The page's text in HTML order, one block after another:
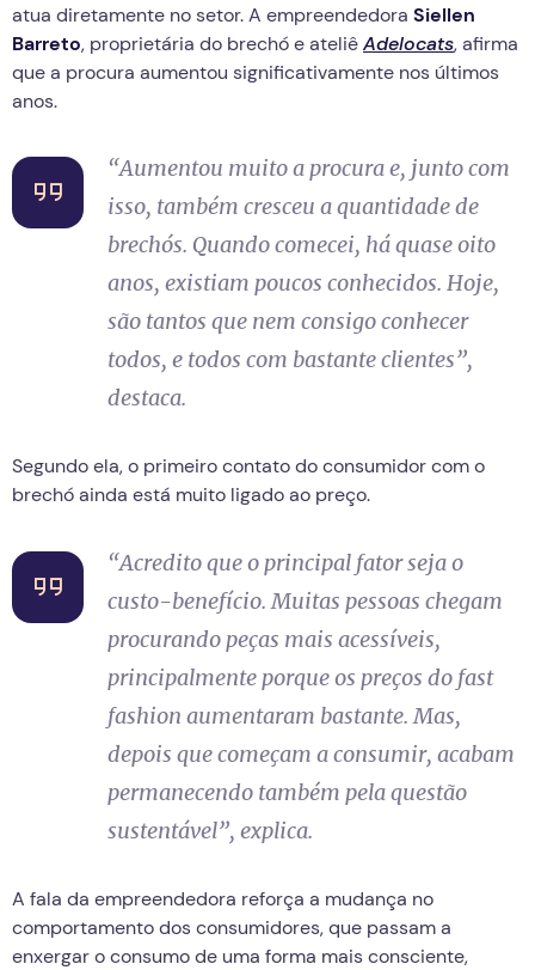
atua diretamente no setor. A empreendedora Siellen
Barreto, proprietária do brechó e ateliêAdelocats, afirma
que a procura aumentou significativamente nos últimos
anos.
“Aumentou muito a procura e, junto com
isso, também cresceu a quantidade de
brechós. Quando comecei, há quase oito
anos, existiam poucos conhecidos. Hoje,
são tantos que nem consigo conhecer
todos, e todos com bastante clientes”,
destaca.
Segundo ela, o primeiro contato do consumidor com o
brechó ainda está muito ligado ao preço.
“Acredito que o principal fator seja o
custo-benefício. Muitas pessoas chegam
procurando peças mais acessíveis,
principalmente porque os preços do fast
fashion aumentaram bastante. Mas,
depois que começam a consumir, acabam
permanecendo também pela questão
sustentável”, explica.
A fala da empreendedora reforça a mudança no
comportamento dos consumidores, que passam a
enxergar o consumo de uma forma mais consciente,